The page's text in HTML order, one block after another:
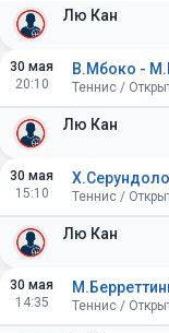
Лю Кан
30 мая
20:10
Лю Кан
В.Мбоко -
30 мая
15:10
Лю Кан
30 мая
14:35